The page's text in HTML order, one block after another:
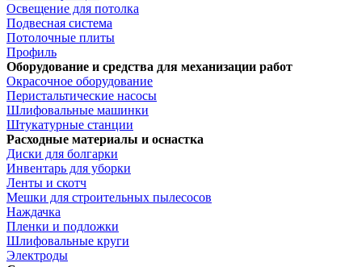
Освещение для потолка
Подвесная система
Потолочные плиты
Профиль
Оборудование и средства для механизации работ
Окрасочное оборудование
Перистальтические насосы
Шлифовальные машинки
Штукатурные станции
Расходные материалы и оснастка
Диски для болгарки
Инвентарь для уборки
Ленты и скотч
Мешки для строительных пылесосов
Наждачка
Пленки и подложки
Шлифовальные круги
Электроды